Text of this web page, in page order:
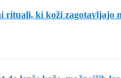
rituali, ki koži zagotavljajo